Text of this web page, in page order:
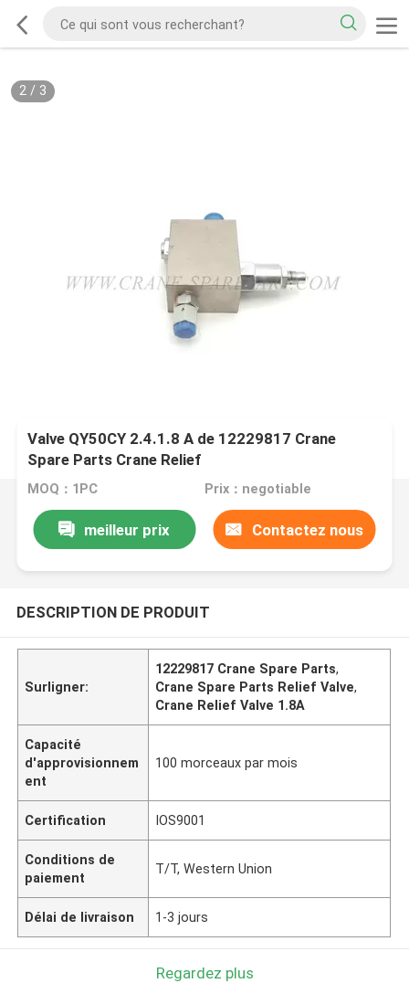
2/ 3
Valve QY50CY 2.4.1.8 A de 12229817 Crane
Spare Parts Crane Relief
MOQ：1PC Prix：negotiable
meilleur prix Contactez nous
DESCRIPTION DE PRODUIT
Surligner:
12229817 Crane Spare Parts,
Crane Spare Parts Relief Valve,
Crane Relief Valve 1.8A
Capacité
d'approvisionnem
ent
100 morceaux par mois
Certification IOS9001
Conditions de
paiement
T/T, Western Union
Délai de livraison 1-3 jours
Regardez plus